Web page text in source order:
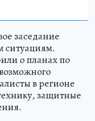
заседание
ситуациям.
о планах по
в регионе
защитные